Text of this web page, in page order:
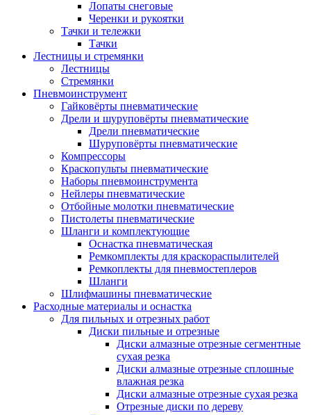
Лопаты снеговые
Черенки и рукоятки
Тачки и тележки
Тачки
Лестницы и стремянки
Лестницы
Стремянки
Пневмоинструмент
Гайковёрты пневматические
Дрели и шуруповёрты пневматические
Дрели пневматические
Шуруповёрты пневматические
Компрессоры
Краскопульты пневматические
Наборы пневмоинструмента
Нейлеры пневматические
Отбойные молотки пневматические
Пистолеты пневматические
Шланги и комплектующие
Оснастка пневматическая
Ремкомплекты для краскораспылителей
Ремкоплекты для пневмостеплеров
Шланги
Шлифмашины пневматические
Расходные материалы и оснастка
Для пильных и отрезных работ
Диски пильные и отрезные
Диски алмазные отрезные сегментные
сухая резка
Диски алмазные отрезные сплошные
влажная резка
Диски алмазные отрезные сухая резка
Отрезные диски по дереву